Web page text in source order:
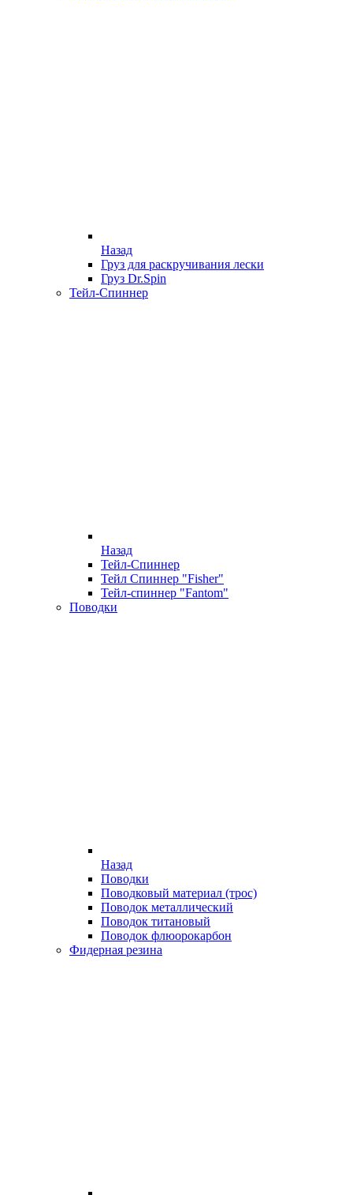
Назад
Груз для раскручивания лески
Груз Dr.Spin
Тейл-Спиннер
Назад
Тейл-Спиннер
Тейл Спиннер "Fisher"
Тейл-спиннер "Fantom"
Поводки
Назад
Поводки
Поводковый материал (трос)
Поводок металлический
Поводок титановый
Поводок флюорокарбон
Фидерная резина